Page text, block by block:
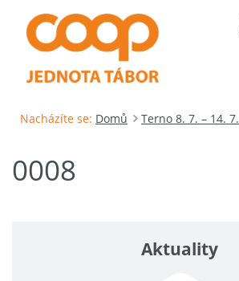
Nacházíte se: Domů Terno 8. 7. – 14.
0008
Aktuality